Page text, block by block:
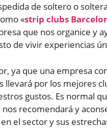
de soltero o
«strip clubs
que nos organice y
de vivir experiencias
ya que una empresa
por los mejores
gustos. Es normal
recomendará y
el sector y sus